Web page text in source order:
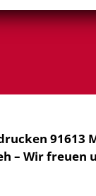
91613
– Wir freuen